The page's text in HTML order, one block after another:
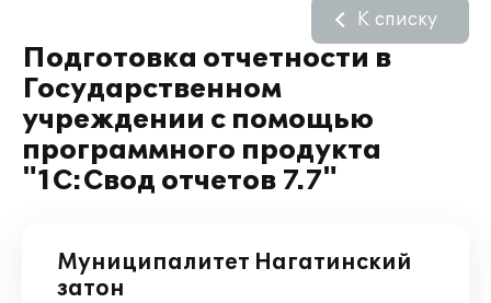
Подготовка отчетности в
Государственном
учреждении с помощью
программного продукта
"1С:Свод отчетов 7.7"
К списку
Муниципалитет Нагатинский
затон